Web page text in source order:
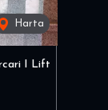
Harta
I Lift